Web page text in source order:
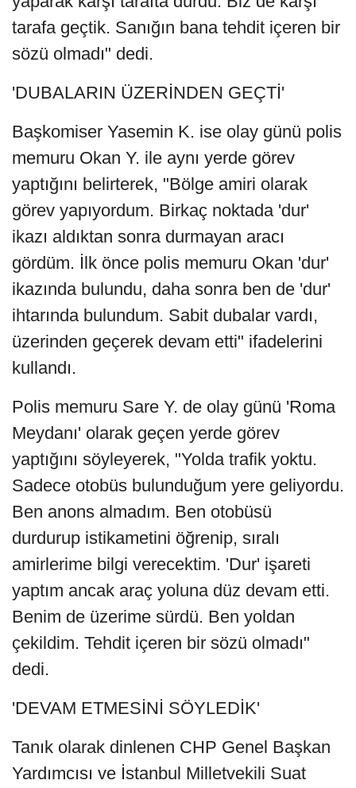
tarafa geçtik. Sanığın bana tehdit içeren bir
sözü olmadı" dedi.
'DUBALARIN ÜZERİNDEN GEÇTİ'
Başkomiser Yasemin K. ise olay günü polis
memuru Okan Y. ile aynı yerde görev
yaptığını belirterek, "Bölge amiri olarak
görev yapıyordum. Birkaç noktada 'dur'
ikazı aldıktan sonra durmayan aracı
gördüm. İlk önce polis memuru Okan 'dur'
ikazında bulundu, daha sonra ben de 'dur'
ihtarında bulundum. Sabit dubalar vardı,
üzerinden geçerek devam etti" ifadelerini
kullandı.
Polis memuru Sare Y. de olay günü 'Roma
Meydanı' olarak geçen yerde görev
yaptığını söyleyerek, "Yolda trafik yoktu.
Sadece otobüs bulunduğum yere geliyordu.
Ben anons almadım. Ben otobüsü
durdurup istikametini öğrenip, sıralı
amirlerime bilgi verecektim. 'Dur' işareti
yaptım ancak araç yoluna düz devam etti.
Benim de üzerime sürdü. Ben yoldan
çekildim. Tehdit içeren bir sözü olmadı"
dedi.
'DEVAM ETMESİNİ SÖYLEDİK'
Tanık olarak dinlenen CHP Genel Başkan
Yardımcısı ve İstanbul Milletvekili Suat